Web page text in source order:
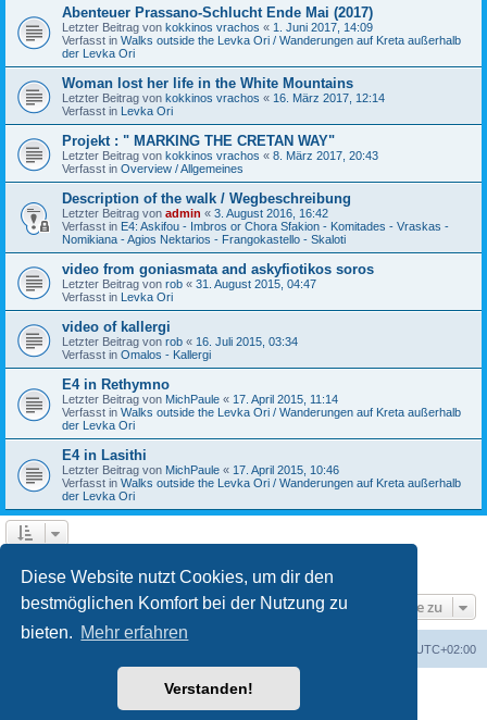
Diese Website nutzt Cookies, um dir den
bestmöglichen Komfort bei der Nutzung zu
bieten. Mehr erfahren
Verstanden!
Abenteuer Prassano-Schlucht Ende Mai (2017)
Letzter Beitrag von kokkinos vrachos « 1. Juni 2017, 14:09
Verfasst in Walks outside the Levka Ori / Wanderungen auf Kreta außerhalb
der Levka Ori
Woman lost her life in the White Mountains
Letzter Beitrag von kokkinos vrachos « 16. März 2017, 12:14
Verfasst in Levka Ori
Projekt : " MARKING THE CRETAN WAY"
Letzter Beitrag von kokkinos vrachos « 8. März 2017, 20:43
Verfasst in Overview / Allgemeines
Description of the walk / Wegbeschreibung
Letzter Beitrag von admin « 3. August 2016, 16:42
Verfasst in E4: Askifou - Imbros or Chora Sfakion - Komitades - Vraskas -
Nomikiana - Agios Nektarios - Frangokastello - Skaloti
video from goniasmata and askyfiotikos soros
Letzter Beitrag von rob « 31. August 2015, 04:47
Verfasst in Levka Ori
video of kallergi
Letzter Beitrag von rob « 16. Juli 2015, 03:34
Verfasst in Omalos - Kallergi
E4 in Rethymno
Letzter Beitrag von MichPaule « 17. April 2015, 11:14
Verfasst in Walks outside the Levka Ori / Wanderungen auf Kreta außerhalb
der Levka Ori
E4 in Lasithi
Letzter Beitrag von MichPaule « 17. April 2015, 10:46
Verfasst in Walks outside the Levka Ori / Wanderungen auf Kreta außerhalb
der Levka Ori
Gehe zu
UTC+02:00
Powered byphpBB® Forum Software © phpBB Limited
phpBB.de